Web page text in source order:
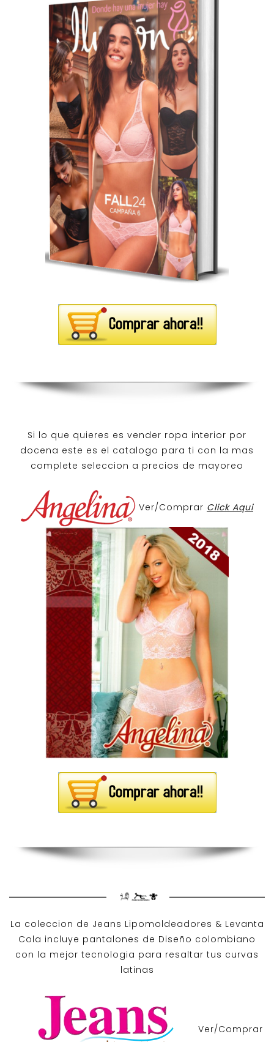
Si lo que quieres es vender ropa interior por
docena este es el catalogo para ti con la mas
complete seleccion a precios de mayoreo
Ver/Comprar Click Aqui
La coleccion de Jeans Lipomoldeadores & Levanta
Cola incluye pantalones de Diseño colombiano
con la mejor tecnologia para resaltar tus curvas
latinas
Ver/Comprar